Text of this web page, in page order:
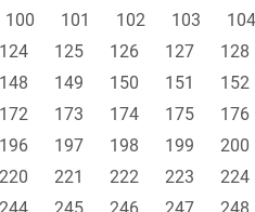
100 101 102 103 104
124 125 126 127 128
148 149 150 151 152
172 173 174 175 176
196 197 198 199 200
220 221 222 223 224